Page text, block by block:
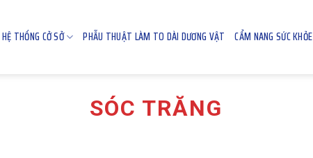
HỆ THỐNG CỞ SỞ PHẪU THUẬT LÀM TO DÀI DƯƠNG VẬT CẨM NANG SỨC KHỎE
SÓC TRĂNG